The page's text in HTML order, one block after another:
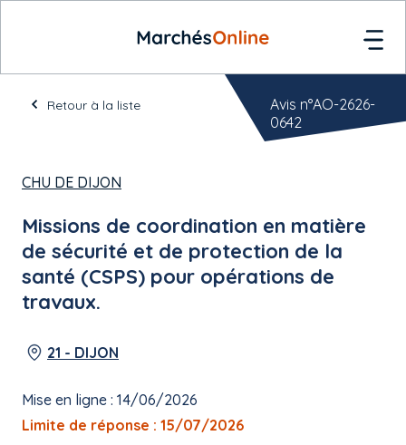
Retour à la liste
CHU DE DIJON
Missions de coordination en matière
de sécurité et de protection de la
santé (CSPS) pour opérations de
travaux.
21 - DIJON
Mise en ligne : 14/06/2026
Limite de réponse : 15/07/2026
Avis n°AO-2626-
0642